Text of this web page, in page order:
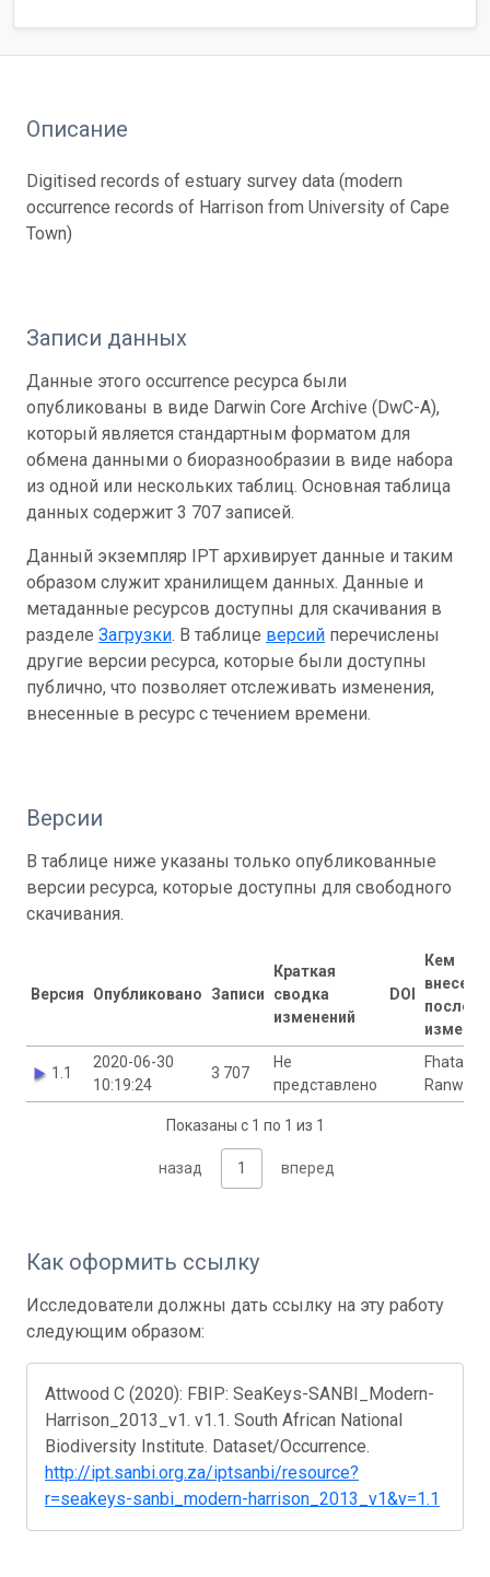
Описание
Digitised records of estuary survey data (modern
occurrence records of Harrison from University of Cape
Town)
Записи данных
Данные этого occurrence ресурса были
опубликованы в виде Darwin Core Archive (DwC-A),
который является стандартным форматом для
обмена данными о биоразнообразии в виде набора
из одной или нескольких таблиц. Основная таблица
данных содержит 3 707 записей.
Данный экземпляр IPT архивирует данные и таким
образом служит хранилищем данных. Данные и
метаданные ресурсов доступны для скачивания в
разделе Загрузки. В таблице версий перечислены
другие версии ресурса, которые были доступны
публично, что позволяет отслеживать изменения,
внесенные в ресурс с течением времени.
Версии
В таблице ниже указаны только опубликованные
версии ресурса, которые доступны для свободного
скачивания.
Версия Опубликовано Записи
Краткая
сводка
изменений
DOI
Кем
внесены
1.1
2020-06-30
10:19:24
3 707
Не
представлено
Fhatani
Показаны с 1 по 1 из 1
назад 1 вперед
Как оформить ссылку
Исследователи должны дать ссылку на эту работу
следующим образом:
Attwood C (2020): FBIP: SeaKeys-SANBI_Modern-
Harrison_2013_v1. v1.1. South African National
Biodiversity Institute. Dataset/Occurrence.
http://ipt.sanbi.org.za/iptsanbi/resource?
r=seakeys-sanbi_modern-harrison_2013_v1&v=1.1